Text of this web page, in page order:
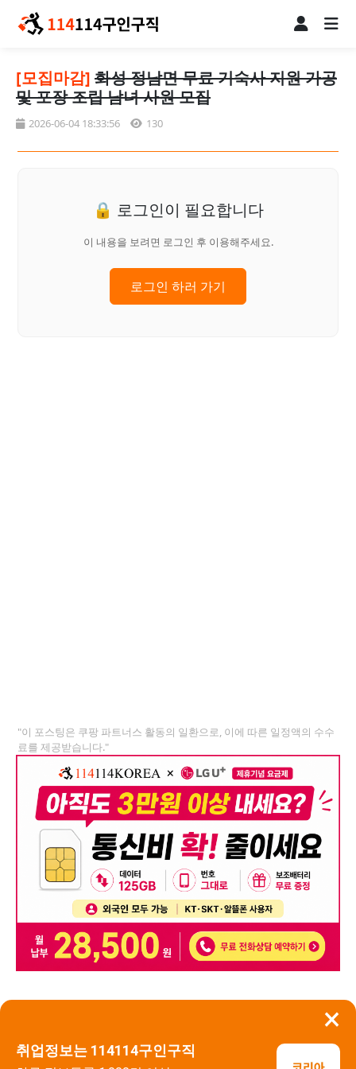
×
취업정보는 114114구인구직
[모집마감] 화성 정남면 무료 기숙사 지원 가공
및 포장 조립 남녀 사원 모집
2026-06-04 18:33:56 130
🔒 로그인이 필요합니다
이 내용을 보려면 로그인 후 이용해주세요.
로그인 하러 가기
"이 포스팅은 쿠팡 파트너스 활동의 일환으로, 이에 따른 일정액의 수수
료를 제공받습니다."